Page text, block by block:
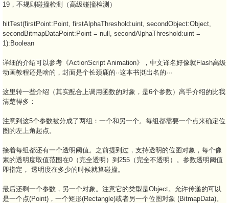
19，不规则碰撞检测（高级碰撞检测）
hitTest(firstPoint:Point, firstAlphaThreshold:uint, secondObject:Object,
secondBitmapDataPoint:Point = null, secondAlphaThreshold:uint =
1):Boolean
详细的介绍可以参考《ActionScript Animation》，中文译名好像就Flash高级
动画教程还是啥的，封面是个长颈鹿的··这本书挺出名的···
这里转一些介绍（其实配合上调用函数的对象，是6个参数）高手介绍的比我
清楚得多：
注意到这5个参数被分成了两组：一个和另一个。每组都需要一个点来确定位
图的左上角起点。
接着每组都还有一个透明阈值。之前提到过，支持透明的位图对象，每个像
素的透明度取值范围在0（完全透明）到255（完全不透明）。参数透明阈值
即指定， 透明度在多少的时候就算碰撞。
最后还剩一个参数，另一个对象。注意它的类型是Object。允许传递的可以
是一个点(Point)，一个矩形(Rectangle)或者另一个位图对象 (BitmapData)。